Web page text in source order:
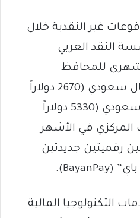
غير النقدية خلال
النقد العربي
للمحافظ
الإلكترونية من 10,000 ريال سعودي (2670 دولاراً
أميركياً) إلى 20,000 ريال سعودي (5330 دولاراً
المركزي في الأشهر
رقميتين جديدتين
التكنولوجيا المالية